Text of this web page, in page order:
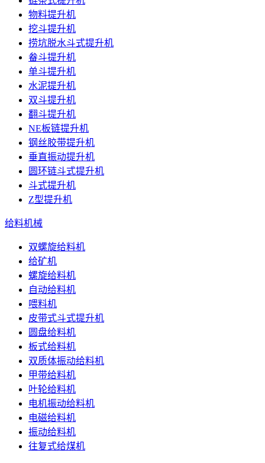
物料提升机
挖斗提升机
捞坑脱水斗式提升机
畚斗提升机
单斗提升机
水泥提升机
双斗提升机
翻斗提升机
NE板链提升机
钢丝胶带提升机
垂直振动提升机
圆环链斗式提升机
斗式提升机
Z型提升机
给料机械
双螺旋给料机
给矿机
螺旋给料机
自动给料机
喂料机
皮带式斗式提升机
圆盘给料机
板式给料机
双质体振动给料机
甲带给料机
叶轮给料机
电机振动给料机
电磁给料机
振动给料机
往复式给煤机